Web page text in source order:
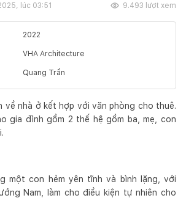
lúc 03:51 9.493 lượt xem
2022
VHA Architecture
Quang Trần
về nhà ở kết hợp với văn phòng cho thuê.
gia đình gồm 2 thế hệ gồm ba, mẹ, con
một con hẻm yên tĩnh và bình lặng, với
Nam, làm cho điều kiện tự nhiên cho